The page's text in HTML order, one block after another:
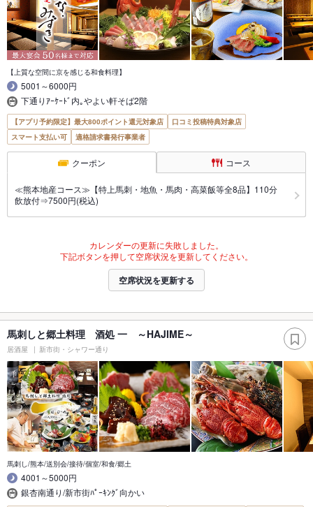
【上質な空間に京を感じる和食料理】
5001～6000円
下通りｱｰｹｰﾄﾞ内｡やよい軒そば2階
【アプリ予約限定】最大800ポイント還元対象店
口コミ投稿特典対象店
スマート支払い可
適格請求書発行事業者
クーポン コース
≪熊本地産コース≫【特上馬刺・地魚・馬肉・高菜飯等全8品】110分
飲放付⇒7500円(税込)
カレンダーの更新に失敗しました。
下記ボタンを押して空席状況を更新してください。
空席状況を更新する
馬刺しと郷土料理 酒処 一 ～HAJIME～
居酒屋 新市街・シャワー通り
馬刺し/熊本/送別会/接待/個室/和食/郷土
4001～5000円
銀杏南通り/新市街ﾊﾟｰｷﾝｸﾞ向かい